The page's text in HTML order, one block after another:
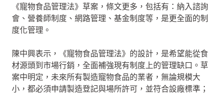
《寵物食品管理法》草案，條文更多，包括有：納入諮詢
會、營養師制度、網路管理、基金制度等，是更全面的制
度化管理。
陳中興表示，《寵物食品管理法》的設計，是希望能從食
材源頭到市場行銷，全面補強現有制度上的管理缺口。草
案中明定，未來所有製造寵物食品的業者，無論規模大
小，都必須申請製造登記與場所許可，並符合設廠標準；